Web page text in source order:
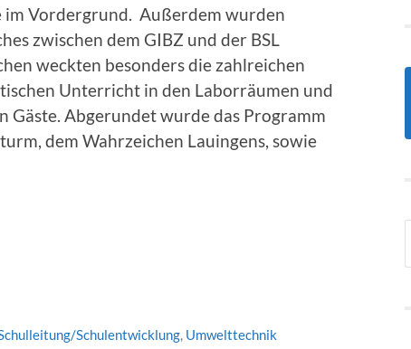
im Vordergrund. Außerdem wurden
zwischen dem GIBZ und der BSL
weckten besonders die zahlreichen
Unterricht in den Laborräumen und
Gäste. Abgerundet wurde das Programm
dem Wahrzeichen Lauingens, sowie
Schulentwicklung, Umwelttechnik